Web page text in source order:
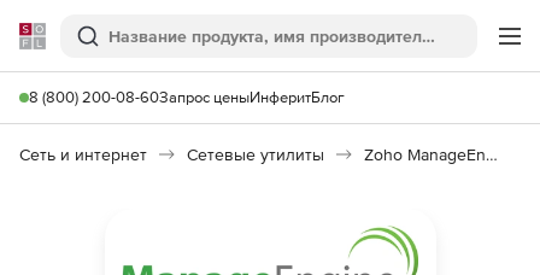
Softline
Поиск
8 (800) 200-08-60Запрос ценыИнферитБлог
Сеть и интернет Сетевые утилиты Zoho ManageEngine OpManager